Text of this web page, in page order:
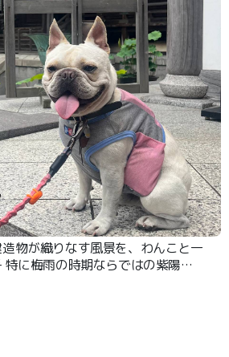
物が織りなす風景を、わんこと一
に梅雨の時期ならではの紫陽花